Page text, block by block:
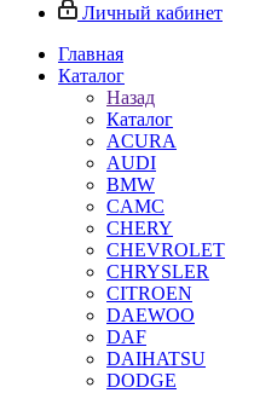
Личный кабинет
Главная
Каталог
Назад
Каталог
ACURA
AUDI
BMW
CAMC
CHERY
CHEVROLET
CHRYSLER
CITROEN
DAEWOO
DAF
DAIHATSU
DODGE